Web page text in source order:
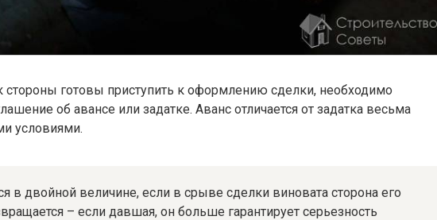
стороны готовы приступить к оформлению сделки, необходимо
об авансе или задатке. Аванс отличается от задатка весьма
условиями.
в двойной величине, если в срыве сделки виновата сторона его
– если давшая, он больше гарантирует серьезность